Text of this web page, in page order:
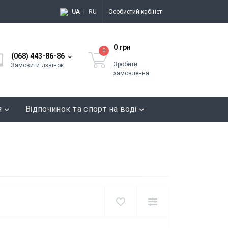
UA RU Особистий кабінет
(068) 443-86-86
Замовити дзвінок
0 0 грн
Зробити
замовлення
Відпочинок та спорт на воді